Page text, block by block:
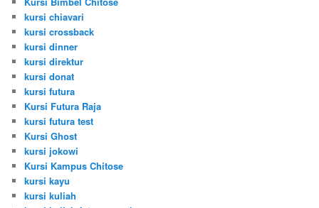
kursi chiavari
kursi crossback
kursi dinner
kursi direktur
kursi donat
kursi futura
Kursi Futura Raja
kursi futura test
Kursi Ghost
kursi jokowi
Kursi Kampus Chitose
kursi kayu
kursi kuliah